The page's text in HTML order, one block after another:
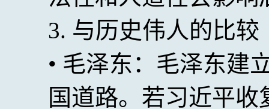
3. 与历史伟人的比较
• 毛泽东：毛泽东建
国道路。若习近平